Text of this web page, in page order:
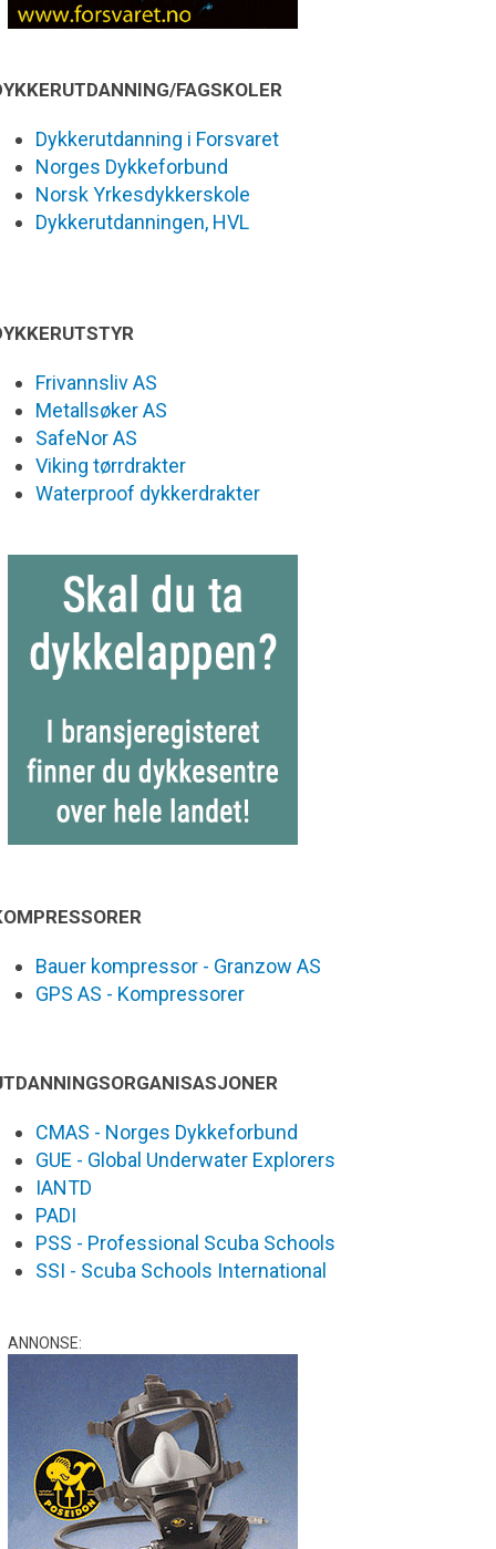
FAGSKOLER
Dykkerutdanning i Forsvaret
Norges Dykkeforbund
Norsk Yrkesdykkerskole
Dykkerutdanningen, HVL
Frivannsliv AS
Metallsøker AS
SafeNor AS
Viking tørrdrakter
Waterproof dykkerdrakter
Bauer kompressor - Granzow AS
GPS AS - Kompressorer
CMAS - Norges Dykkeforbund
GUE - Global Underwater Explorers
IANTD
PADI
PSS - Professional Scuba Schools
SSI - Scuba Schools International
ANNONSE: